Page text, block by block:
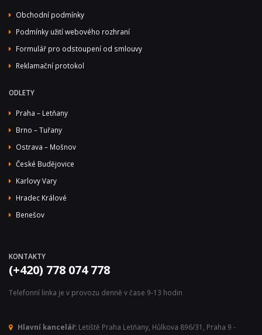
Obchodní podmínky
Podmínky užití webového rozhraní
Formulář pro odstoupení od smlouvy
Reklamační protokol
ODLETY
Praha – Letňany
Brno – Tuřany
Ostrava – Mošnov
České Budějovice
Karlovy Vary
Hradec Králové
Benešov
KONTAKTY
(+420) 778 074 778
Telefonní linka je v provozu denně v čase 9-13 hodin
Hlavní kancelář: Letiště Praha Letňany, Hůlkova 896/31, Praha 9 -